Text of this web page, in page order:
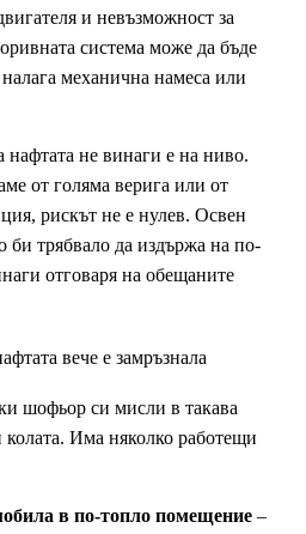
и невъзможност за
система може да бъде
механична намеса или
нафтата не винаги е на ниво.
от голяма верига или от
рискът не е нулев. Освен
би трябвало да издържа на по-
отговаря на обещаните
вече е замръзнала
шофьор си мисли в такава
колата. Има няколко работещи
в по-топло помещение –